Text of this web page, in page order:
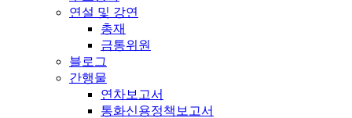
연설 및 강연
총재
금통위원
블로그
간행물
연차보고서
통화신용정책보고서